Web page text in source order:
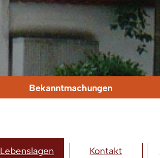
Bekanntmachungen
Lebenslagen Kontakt